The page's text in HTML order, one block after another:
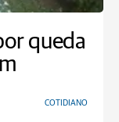
queda
COTIDIANO